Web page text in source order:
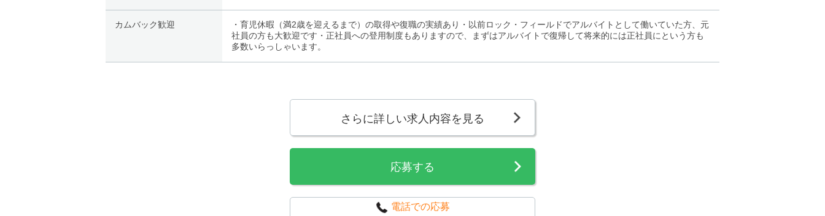
カムバック歓迎
・育児休暇（満2歳を迎えるまで）の取得や復職の実績あり・以前ロック・フィールドでアルバイトとして働いていた方、元
社員の方も大歓迎です・正社員への登用制度もありますので、まずはアルバイトで復帰して将来的には正社員にという方も
多数いらっしゃいます。
さらに詳しい求人内容を見る
応募する
電話での応募